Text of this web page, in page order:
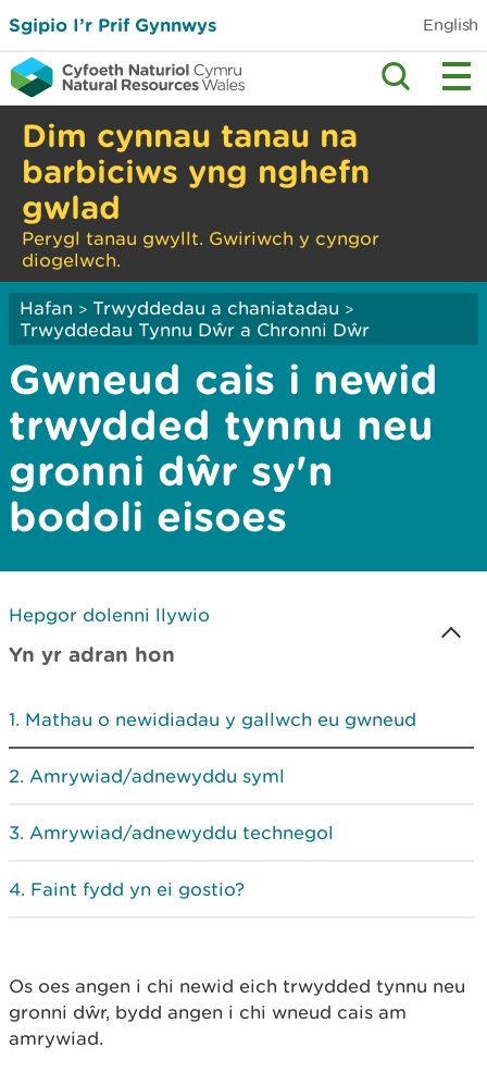
Sgipio I’r Prif Gynnwys English
Dim cynnau tanau na
barbiciws yng nghefn
gwlad
Perygl tanau gwyllt. Gwiriwch y cyngor
diogelwch.
Hafan > Trwyddedau a chaniatadau >
Trwyddedau Tynnu Dŵr a Chronni Dŵr
Gwneud cais i newid
trwydded tynnu neu
gronni dŵr sy'n
bodoli eisoes
Hepgor dolenni llywio
Yn yr adran hon
Mathau o newidiadau y gallwch eu gwneud
Amrywiad/adnewyddu syml
Amrywiad/adnewyddu technegol
Faint fydd yn ei gostio?
Os oes angen i chi newid eich trwydded tynnu neu
gronni dŵr, bydd angen i chi wneud cais am
amrywiad.